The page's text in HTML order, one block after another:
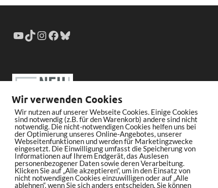
Wir verwenden Cookies
Wir nutzen auf unserer Webseite Cookies. Einige Cookies
sind notwendig (z.B. für den Warenkorb) andere sind nicht
notwendig. Die nicht-notwendigen Cookies helfen uns bei
der Optimierung unseres Online-Angebotes, unserer
Webseitenfunktionen und werden für Marketingzwecke
eingesetzt. Die Einwilligung umfasst die Speicherung von
Informationen auf Ihrem Endgerät, das Auslesen
personenbezogener Daten sowie deren Verarbeitung.
Klicken Sie auf „Alle akzeptieren“, um in den Einsatz von
nicht notwendigen Cookies einzuwilligen oder auf „Alle
ablehnen“, wenn Sie sich anders entscheiden. Sie können